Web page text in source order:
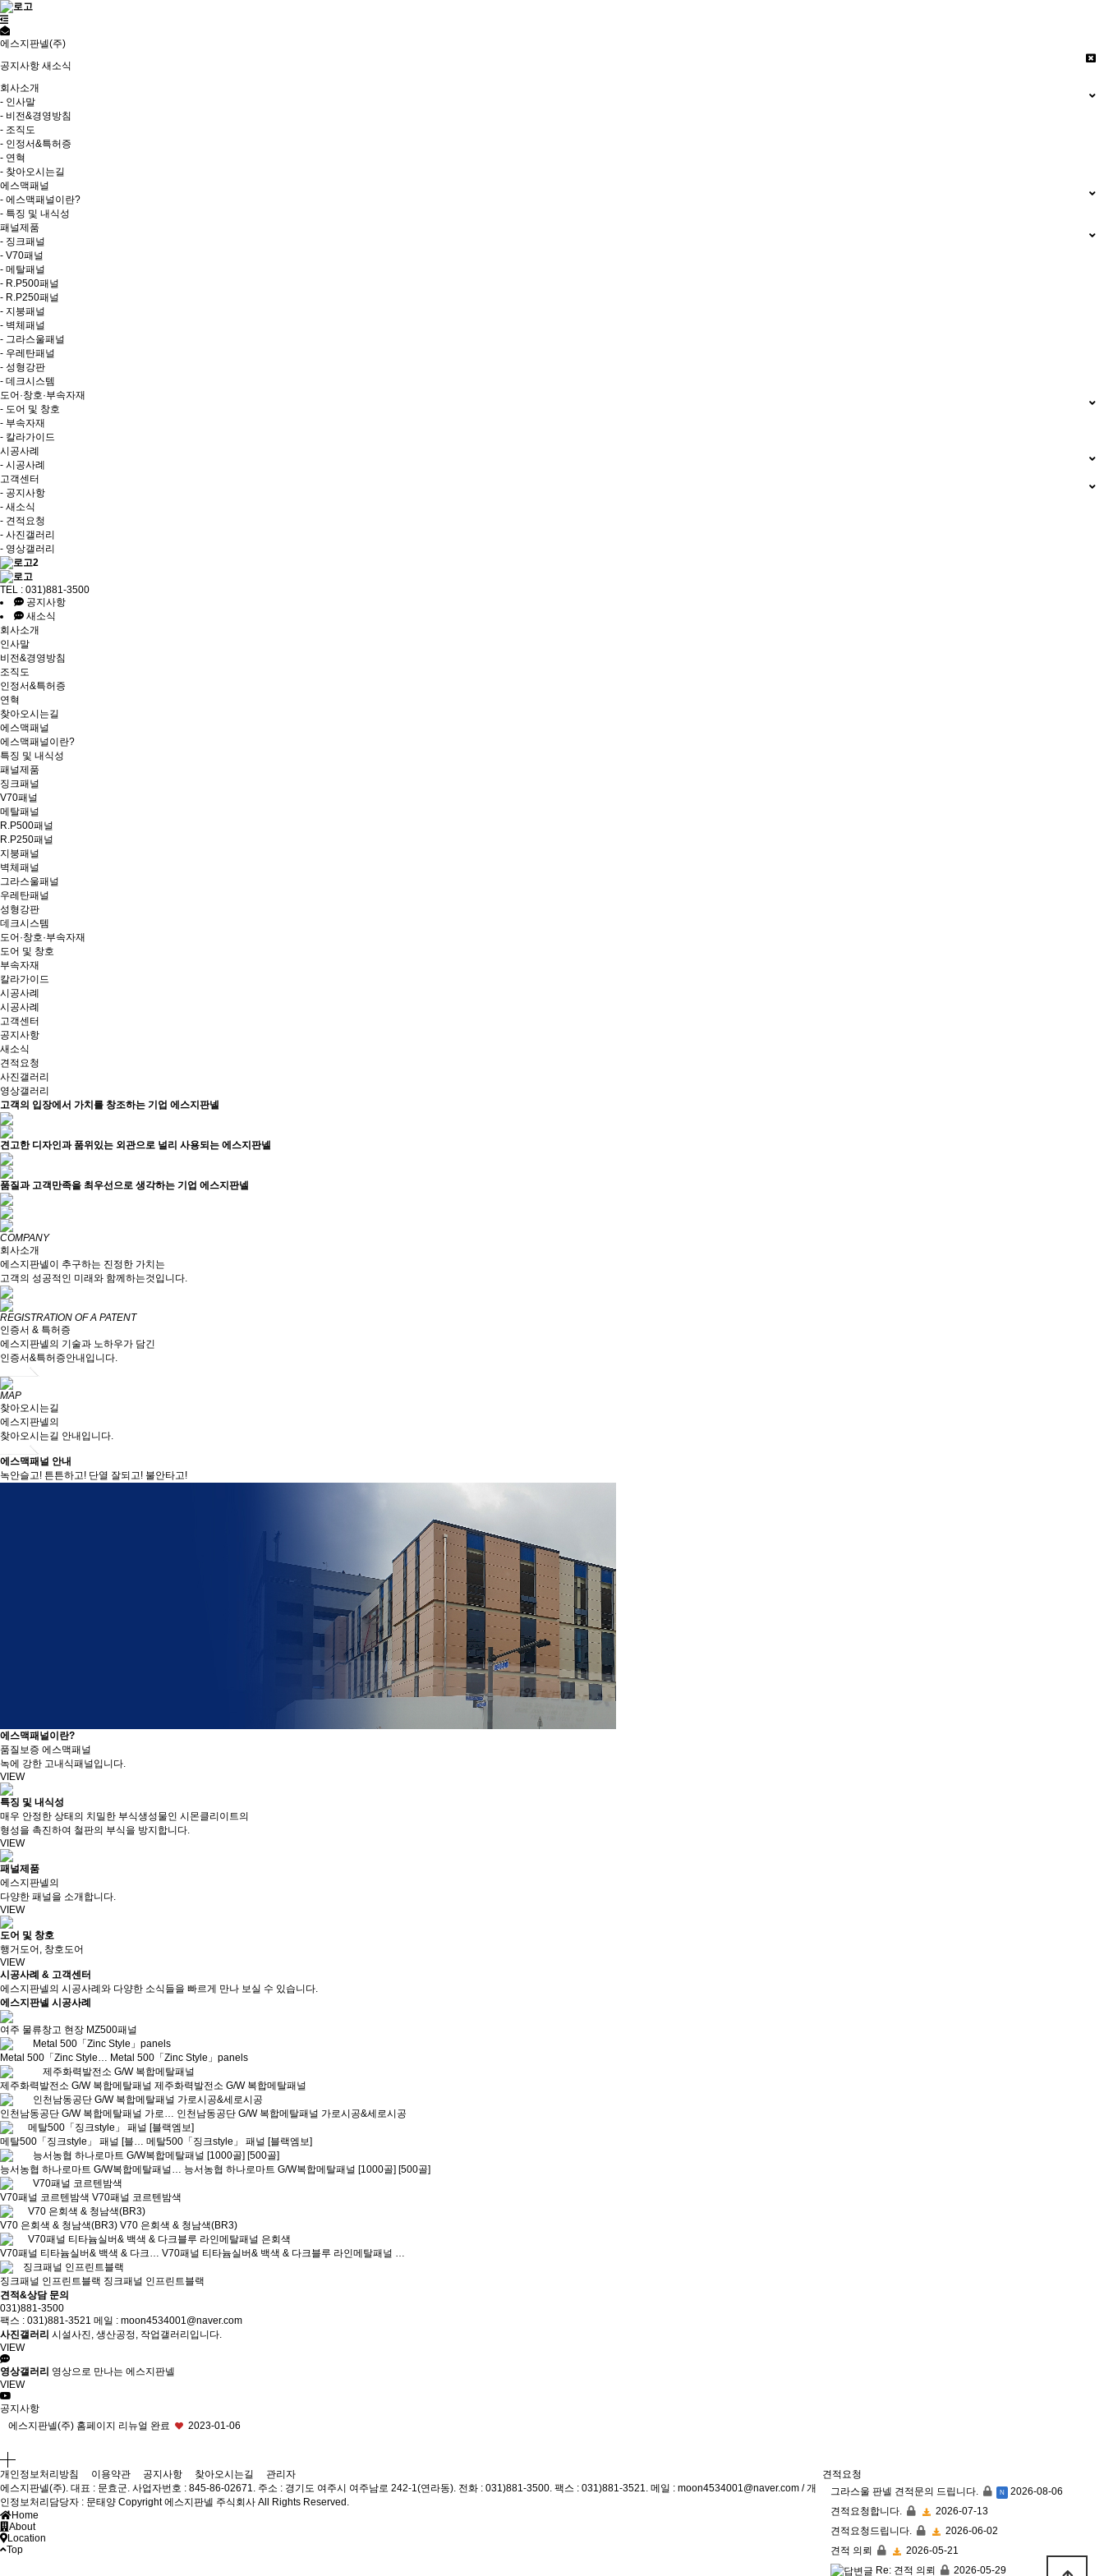
에스지판넬(주)
공지사항 새소식
회사소개
- 인사말
- 비전&경영방침
- 조직도
- 인정서&특허증
- 연혁
- 찾아오시는길
에스맥패널
- 에스맥패널이란?
- 특징 및 내식성
패널제품
- 징크패널
- V70패널
- 메탈패널
- R.P500패널
- R.P250패널
- 지붕패널
- 벽체패널
- 그라스울패널
- 우레탄패널
- 성형강판
- 데크시스템
도어·창호·부속자재
- 도어 및 창호
- 부속자재
- 칼라가이드
시공사례
- 시공사례
고객센터
- 공지사항
- 새소식
- 견적요청
- 사진갤러리
- 영상갤러리
TEL : 031)881-3500
공지사항
새소식
회사소개
인사말
비전&경영방침
조직도
인정서&특허증
연혁
찾아오시는길
에스맥패널
에스맥패널이란?
특징 및 내식성
패널제품
징크패널
V70패널
메탈패널
R.P500패널
R.P250패널
지붕패널
벽체패널
그라스울패널
우레탄패널
성형강판
데크시스템
도어·창호·부속자재
도어 및 창호
부속자재
칼라가이드
시공사례
시공사례
고객센터
공지사항
새소식
견적요청
사진갤러리
영상갤러리
고객의 입장에서 가치를 창조하는 기업 에스지판넬
견고한 디자인과 품위있는 외관으로 널리 사용되는 에스지판넬
품질과 고객만족을 최우선으로 생각하는 기업 에스지판넬
COMPANY
회사소개
에스지판넬이 추구하는 진정한 가치는
고객의 성공적인 미래와 함께하는것입니다.
REGISTRATION OF A PATENT
인증서 & 특허증
에스지판넬의 기술과 노하우가 담긴
인증서&특허증안내입니다.
MAP
찾아오시는길
에스지판넬의
찾아오시는길 안내입니다.
에스맥패널 안내
녹안슬고! 튼튼하고! 단열 잘되고! 불안타고!
에스맥패널이란?
품질보증 에스맥패널
녹에 강한 고내식패널입니다.
VIEW
특징 및 내식성
매우 안정한 상태의 치밀한 부식생성물인 시몬클리이트의
형성을 촉진하여 철판의 부식을 방지합니다.
VIEW
패널제품
에스지판넬의
다양한 패널을 소개합니다.
VIEW
도어 및 창호
행거도어, 창호도어
VIEW
시공사례 & 고객센터
에스지판넬의 시공사례와 다양한 소식들을 빠르게 만나 보실 수 있습니다.
에스지판넬 시공사례
여주 물류창고 현장 MZ500패널
Metal 500「Zinc Style… Metal 500「Zinc Style」panels
제주화력발전소 G/W 복합메탈패널 제주화력발전소 G/W 복합메탈패널
인천남동공단 G/W 복합메탈패널 가로… 인천남동공단 G/W 복합메탈패널 가로시공&세로시공
메탈500「징크style」 패널 [블… 메탈500「징크style」 패널 [블랙엠보]
능서농협 하나로마트 G/W복합메탈패널… 능서농협 하나로마트 G/W복합메탈패널 [1000골] [500골]
V70패널 코르텐밤색 V70패널 코르텐밤색
V70 은회색 & 청남색(BR3) V70 은회색 & 청남색(BR3)
V70패널 티타늄실버& 백색 & 다크… V70패널 티타늄실버& 백색 & 다크블루 라인메탈패널 …
징크패널 인프린트블랙 징크패널 인프린트블랙
견적&상담 문의
031)881-3500
팩스 : 031)881-3521 메일 : moon4534001@naver.com
사진갤러리 시설사진, 생산공정, 작업갤러리입니다.
VIEW
영상갤러리 영상으로 만나는 에스지판넬
VIEW
공지사항
에스지판넬(주) 홈페이지 리뉴얼 완료
2023-01-06
견적요청
그라스울 판넬 견적문의 드립니다.
N
2026-08-06
견적요청합니다.
2026-07-13
견적요청드립니다.
2026-06-02
견적 의뢰
2026-05-21
Re: 견적 의뢰
2026-05-29
개인정보처리방침 이용약관 공지사항 찾아오시는길
관리자
에스지판넬(주). 대표 : 문효군. 사업자번호 : 845-86-02671. 주소 : 경기도 여주시 여주남로 242-1(연라동). 전화 : 031)881-3500. 팩스 : 031)881-3521. 메일 : moon4534001@naver.com / 개
인정보처리담당자 : 문태양 Copyright 에스지판넬 주식회사 All Rights Reserved.
Home
About
Location
Top